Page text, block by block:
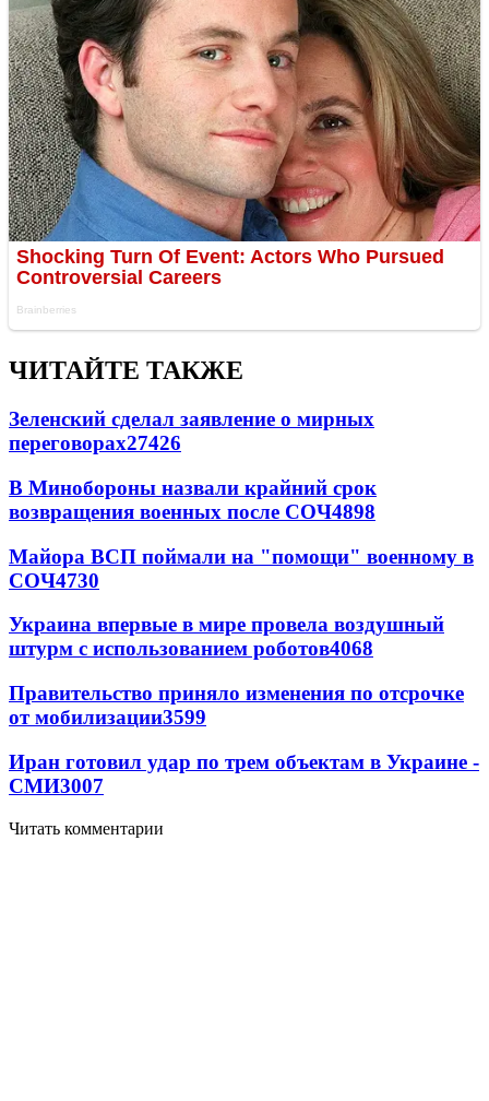
ЧИТАЙТЕ ТАКЖЕ
Зеленский сделал заявление о мирных
переговорах27426
В Минобороны назвали крайний срок
возвращения военных после СОЧ4898
Майора ВСП поймали на "помощи" военному в
СОЧ4730
Украина впервые в мире провела воздушный
штурм с использованием роботов4068
Правительство приняло изменения по отсрочке
от мобилизации3599
Иран готовил удар по трем объектам в Украине -
СМИ3007
Читать комментарии